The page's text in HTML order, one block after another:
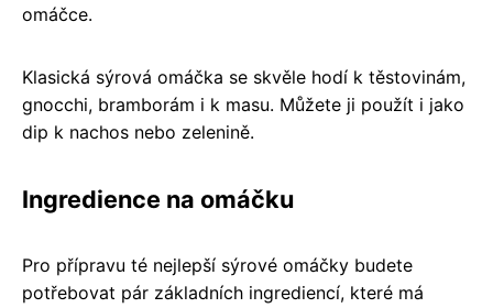
omáčce.
Klasická sýrová omáčka se skvěle hodí k těstovinám,
gnocchi, bramborám i k masu. Můžete ji použít i jako
dip k nachos nebo zelenině.
Ingredience na omáčku
Pro přípravu té nejlepší sýrové omáčky budete
potřebovat pár základních ingrediencí, které má